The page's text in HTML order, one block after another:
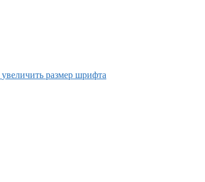
увеличить размер шрифта